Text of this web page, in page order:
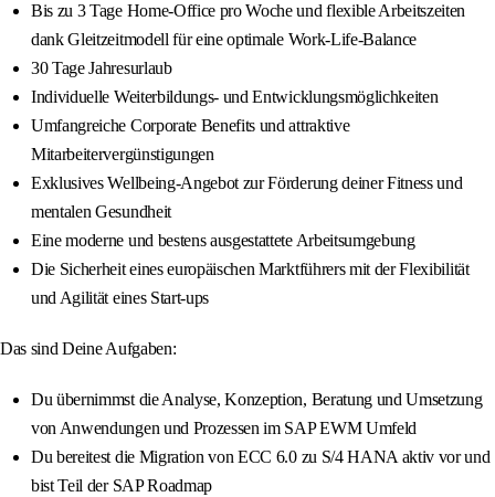
Bis zu 3 Tage Home-Office pro Woche und flexible Arbeitszeiten
dank Gleitzeitmodell für eine optimale Work-Life-Balance
30 Tage Jahresurlaub
Individuelle Weiterbildungs- und Entwicklungsmöglichkeiten
Umfangreiche Corporate Benefits und attraktive
Mitarbeitervergünstigungen
Exklusives Wellbeing-Angebot zur Förderung deiner Fitness und
mentalen Gesundheit
Eine moderne und bestens ausgestattete Arbeitsumgebung
Die Sicherheit eines europäischen Marktführers mit der Flexibilität
und Agilität eines Start-ups
Das sind Deine Aufgaben:
Du übernimmst die Analyse, Konzeption, Beratung und Umsetzung
von Anwendungen und Prozessen im SAP EWM Umfeld
Du bereitest die Migration von ECC 6.0 zu S/4 HANA aktiv vor und
bist Teil der SAP Roadmap